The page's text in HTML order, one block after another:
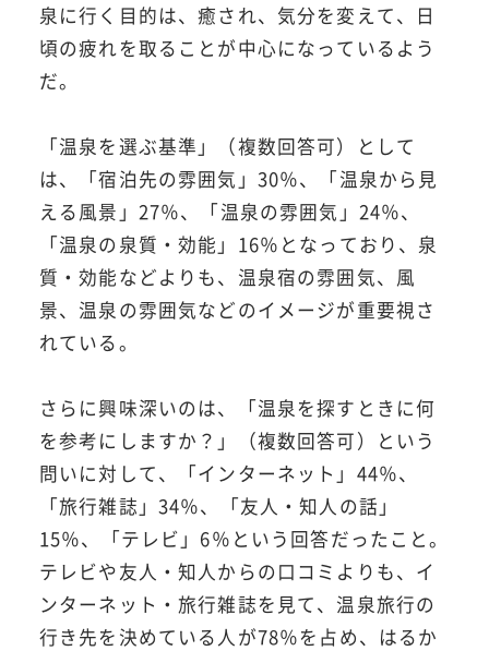
泉に行く目的は、癒され、気分を変えて、日
頃の疲れを取ることが中心になっているよう
だ。
「温泉を選ぶ基準」（複数回答可）として
は、「宿泊先の雰囲気」30％、「温泉から見
える風景」27％、「温泉の雰囲気」24％、
「温泉の泉質・効能」16％となっており、泉
質・効能などよりも、温泉宿の雰囲気、風
景、温泉の雰囲気などのイメージが重要視さ
れている。
さらに興味深いのは、「温泉を探すときに何
を参考にしますか？」（複数回答可）という
問いに対して、「インターネット」44％、
「旅行雑誌」34％、「友人・知人の話」
15％、「テレビ」6％という回答だったこと。
テレビや友人・知人からの口コミよりも、イ
ンターネット・旅行雑誌を見て、温泉旅行の
行き先を決めている人が78％を占め、はるか